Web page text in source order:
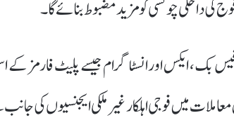
ایکس اور انسٹاگرام جیسے پلیٹ فارمز کے
میں فوجی اہلکار غیر ملکی ایجنسیوں کی